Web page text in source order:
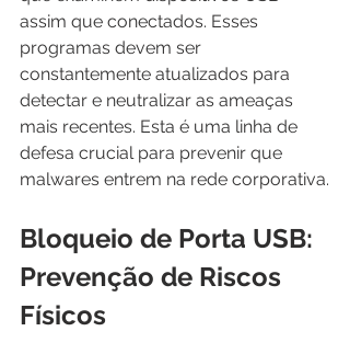
assim que conectados. Esses
programas devem ser
constantemente atualizados para
detectar e neutralizar as ameaças
mais recentes. Esta é uma linha de
defesa crucial para prevenir que
malwares entrem na rede corporativa.
Bloqueio de Porta USB:
Prevenção de Riscos
Físicos